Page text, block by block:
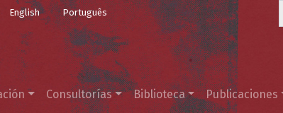
Pasar al contenido principal
English Português
Consultorías Biblioteca Publicaciones